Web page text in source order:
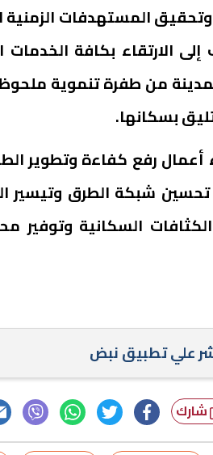
وتحقيق المستهدفات
الارتقاء بكافة الخدمات
من طفرة تنموية
بسكانها.
رفع كفاءة وتطوير
شبكة الطرق وتيسير
السكانية وتوفير
علي تطبيق نبض
شارك
يطرح السؤال الصعب: هل
خريج معهد العاشر من
وزيرًا للإسكان قرارًا صائبًا؟